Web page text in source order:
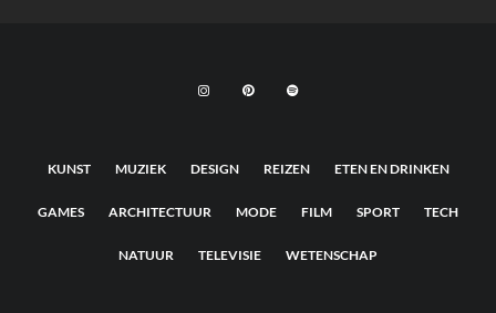
KUNST MUZIEK DESIGN REIZEN ETEN EN DRINKEN
GAMES ARCHITECTUUR MODE FILM SPORT TECH
NATUUR TELEVISIE WETENSCHAP